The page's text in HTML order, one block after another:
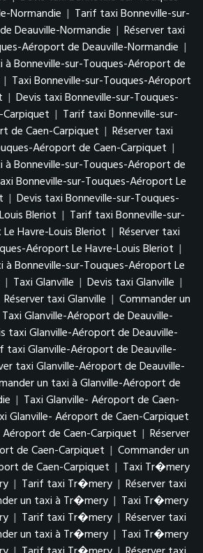
Normandie | Tarif taxi Bonneville-sur-
Deauville-Normandie | Réserver taxi
Aéroport de Deauville-Normandie |
à Bonneville-sur-Touques-Aéroport de
| Taxi Bonneville-sur-Touques-Aéroport
| Devis taxi Bonneville-sur-Touques-
| Tarif taxi Bonneville-sur-
de Caen-Carpiquet | Réserver taxi
Aéroport de Caen-Carpiquet |
à Bonneville-sur-Touques-Aéroport de
Bonneville-sur-Touques-Aéroport Le
| Devis taxi Bonneville-sur-Touques-
Bleriot | Tarif taxi Bonneville-sur-
Havre-Louis Bleriot | Réserver taxi
Aéroport Le Havre-Louis Bleriot |
à Bonneville-sur-Touques-Aéroport Le
| Taxi Glanville | Devis taxi Glanville |
Réserver taxi Glanville | Commander un
Taxi Glanville-Aéroport de Deauville-
taxi Glanville-Aéroport de Deauville-
taxi Glanville-Aéroport de Deauville-
taxi Glanville-Aéroport de Deauville-
un taxi à Glanville-Aéroport de
| Taxi Glanville- Aéroport de Caen-
Glanville- Aéroport de Caen-Carpiquet
de Caen-Carpiquet | Réserver
de Caen-Carpiquet | Commander un
de Caen-Carpiquet | Taxi Tr�mery
| Tarif taxi Tr�mery | Réserver taxi
un taxi à Tr�mery | Taxi Tr�mery
| Tarif taxi Tr�mery | Réserver taxi
un taxi à Tr�mery | Taxi Tr�mery